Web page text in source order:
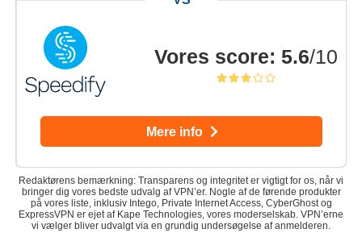
Vores score: 5.6/10
Mere info
Redaktørens bemærkning: Transparens og integritet er vigtigt for os, når vi
bringer dig vores bedste udvalg af VPN’er. Nogle af de førende produkter
på vores liste, inklusiv Intego, Private Internet Access, CyberGhost og
ExpressVPN er ejet af Kape Technologies, vores moderselskab. VPN’erne
vi vælger bliver udvalgt via en grundig undersøgelse af anmelderen.